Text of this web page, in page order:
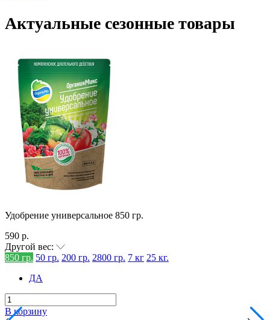
Актуальные сезонные товары
Удобрение универсальное 850 гр.
590 р.
Другой вес:
850 гр. 50 гр. 200 гр. 2800 гр. 7 кг 25 кг.
ДА
В корзину